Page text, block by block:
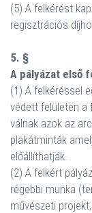
(5) A felkérést
regisztrációs
5. §
A pályázat első
(1) A felkéréssel
védett felületen a
válnak azok az
plakátminták
előállíthatják.
(2) A felkért
régebbi munka
művészeti